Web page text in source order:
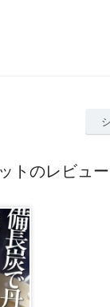
トのレビュー